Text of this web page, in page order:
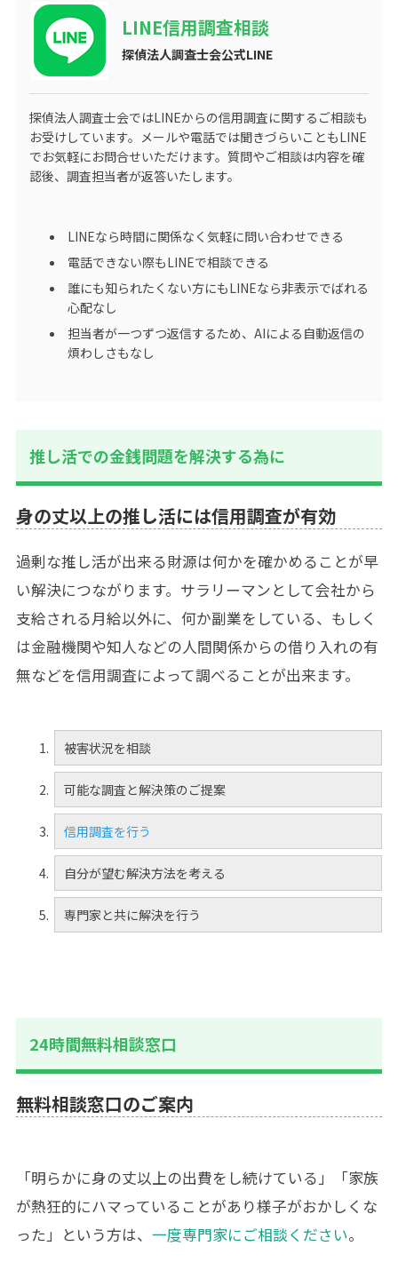
LINE信用調査相談
探偵法人調査士会公式LINE
探偵法人調査士会ではLINEからの信用調査に関するご相談も
お受けしています。メールや電話では聞きづらいこともLINE
でお気軽にお問合せいただけます。質問やご相談は内容を確
認後、調査担当者が返答いたします。
LINEなら時間に関係なく気軽に問い合わせできる
電話できない際もLINEで相談できる
誰にも知られたくない方にもLINEなら非表示でばれる
心配なし
担当者が一つずつ返信するため、AIによる自動返信の
煩わしさもなし
推し活での金銭問題を解決する為に
身の丈以上の推し活には信用調査が有効
過剰な推し活が出来る財源は何かを確かめることが早
い解決につながります。サラリーマンとして会社から
支給される月給以外に、何か副業をしている、もしく
は金融機関や知人などの人間関係からの借り入れの有
無などを信用調査によって調べることが出来ます。
被害状況を相談
可能な調査と解決策のご提案
信用調査を行う
自分が望む解決方法を考える
専門家と共に解決を行う
24時間無料相談窓口
無料相談窓口のご案内
「明らかに身の丈以上の出費をし続けている」「家族
が熱狂的にハマっていることがあり様子がおかしくな
った」という方は、 一度専門家にご相談ください。